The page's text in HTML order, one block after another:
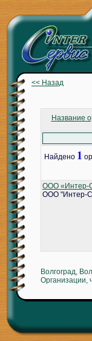
<< Назад
Название
Найдено 1
ООО «Интер-
ООО "Интер-
Волгоград,
Организации,